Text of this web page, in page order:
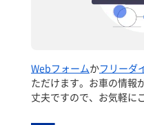
Webフォームかフリーダ
ただけます。お車の情報
丈夫ですので、お気軽に